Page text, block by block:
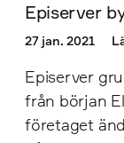
Episerver
27 jan. 2021
Episerver
från början
företaget